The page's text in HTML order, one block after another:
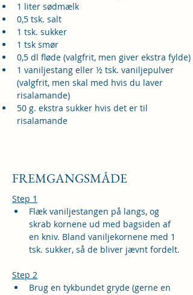
1 liter sødmælk
0,5 tsk. salt
1 tsk. sukker
1 tsk smør
0,5 dl fløde (valgfrit, men giver ekstra fylde)
1 vaniljestang eller ½ tsk. vaniljepulver
(valgfrit, men skal med hvis du laver
risalamande)
50 g. ekstra sukker hvis det er til
risalamande
FREMGANGSMÅDE
Step 1
Flæk vaniljestangen på langs, og
skrab kornene ud med bagsiden af
en kniv. Bland vaniljekornene med 1
tsk. sukker, så de bliver jævnt fordelt.
Step 2
Brug en tykbundet gryde (gerne en